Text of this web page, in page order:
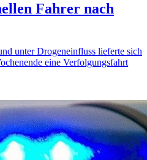
Fahrer nach
unter Drogeneinfluss lieferte sich
eine Verfolgungsfahrt